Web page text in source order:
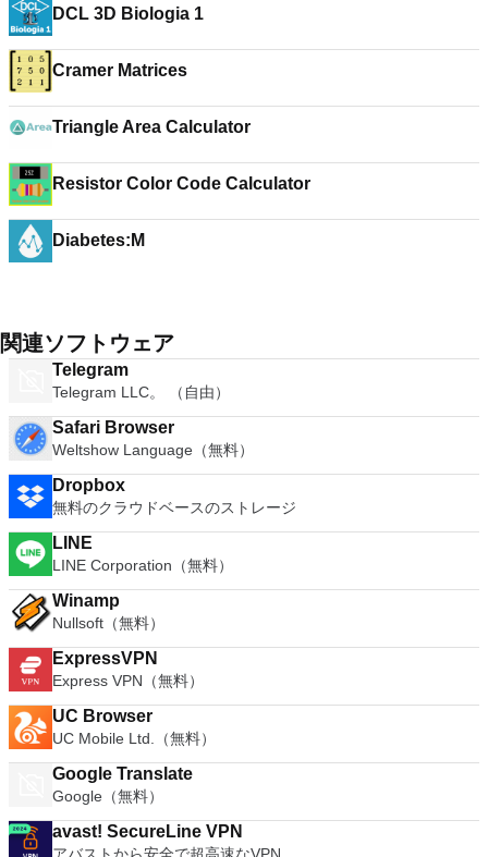
DCL 3D Biologia 1
Cramer Matrices
Triangle Area Calculator
Resistor Color Code Calculator
Diabetes:M
関連ソフトウェア
Telegram
Telegram LLC。 （自由）
Safari Browser
Weltshow Language（無料）
Dropbox
無料のクラウドベースのストレージ
LINE
LINE Corporation（無料）
Winamp
Nullsoft（無料）
ExpressVPN
Express VPN（無料）
UC Browser
UC Mobile Ltd.（無料）
Google Translate
Google（無料）
avast! SecureLine VPN